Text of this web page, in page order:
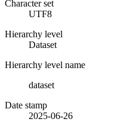
Character set
UTF8
Hierarchy level
Dataset
Hierarchy level name
dataset
Date stamp
2025-06-26